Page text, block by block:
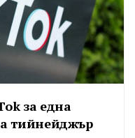
за една
тийнейджър